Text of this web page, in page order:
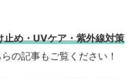
止め・UVケア・紫外線対策
の記事もご覧ください！